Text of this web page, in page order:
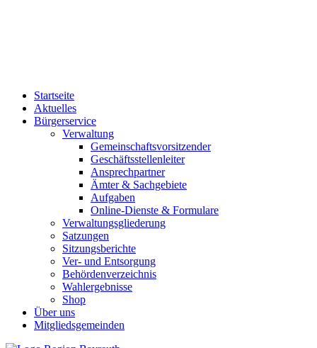
Startseite
Aktuelles
Bürgerservice
Verwaltung
Gemeinschaftsvorsitzender
Geschäftsstellenleiter
Ansprechpartner
Ämter & Sachgebiete
Aufgaben
Online-Dienste & Formulare
Verwaltungsgliederung
Satzungen
Sitzungsberichte
Ver- und Entsorgung
Behördenverzeichnis
Wahlergebnisse
Shop
Über uns
Mitgliedsgemeinden